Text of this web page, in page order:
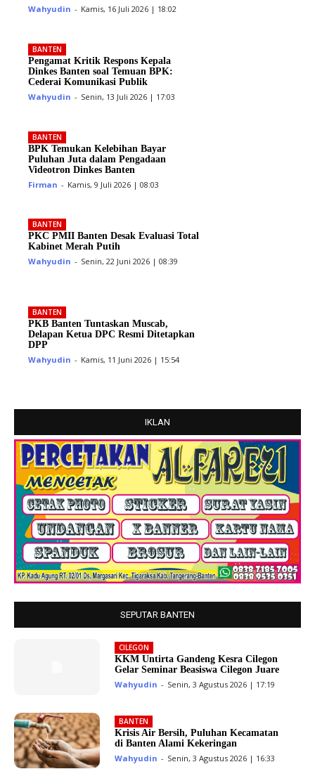
Wahyudin - Kamis, 16 Juli 2026 | 18:02
BANTEN
Pengamat Kritik Respons Kepala
Dinkes Banten soal Temuan BPK:
Cederai Komunikasi Publik
Wahyudin - Senin, 13 Juli 2026 | 17:03
BANTEN
BPK Temukan Kelebihan Bayar
Puluhan Juta dalam Pengadaan
Videotron Dinkes Banten
Firman - Kamis, 9 Juli 2026 | 08:03
BANTEN
PKC PMII Banten Desak Evaluasi Total
Kabinet Merah Putih
Wahyudin - Senin, 22 Juni 2026 | 08:39
BANTEN
PKB Banten Tuntaskan Muscab,
Delapan Ketua DPC Resmi Ditetapkan
DPP
Wahyudin - Kamis, 11 Juni 2026 | 15:54
IKLAN
SEPUTAR BANTEN
CILEGON
KKM Untirta Gandeng Kesra Cilegon
Gelar Seminar Beasiswa Cilegon Juare
Wahyudin - Senin, 3 Agustus 2026 | 17:19
BANTEN
Krisis Air Bersih, Puluhan Kecamatan
di Banten Alami Kekeringan
Wahyudin - Senin, 3 Agustus 2026 | 16:33